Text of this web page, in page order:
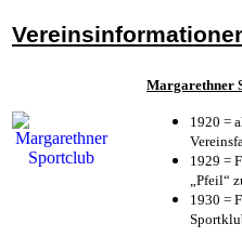
Margarethner
1920 =
1929 =
„Pfeil“
1930 =